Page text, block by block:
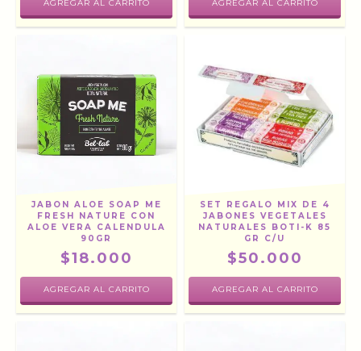
JABON ALOE SOAP ME
FRESH NATURE CON
ALOE VERA CALENDULA
90GR
$18.000
SET REGALO MIX DE 4
JABONES VEGETALES
NATURALES BOTI-K 85
GR C/U
$50.000